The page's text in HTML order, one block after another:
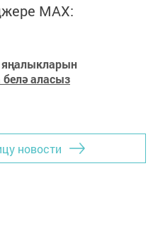
MАХ:
яңалыкларын
белә аласыз
новости